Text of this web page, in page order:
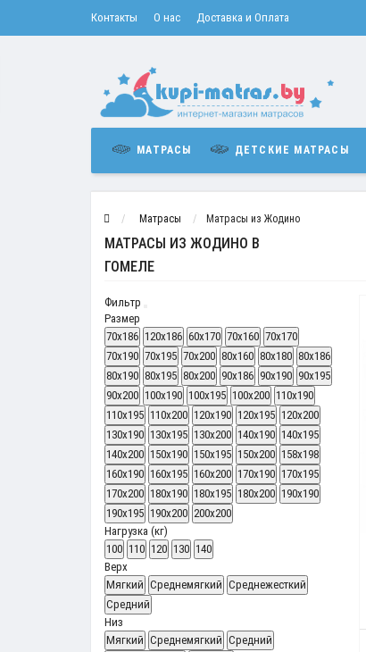
Контакты О нас Доставка и Оплата
МАТРАСЫ ДЕТСКИЕ МАТРАСЫ
Матрасы Матрасы из Жодино
МАТРАСЫ ИЗ ЖОДИНО В
ГОМЕЛЕ
Фильтр
Размер
70x186 120x186 60x170 70x160 70x170
70x190 70x195 70x200 80x160 80x180 80x186
80x190 80x195 80x200 90x186 90x190 90x195
90x200 100x190 100x195 100x200 110x190
110x195 110x200 120x190 120x195 120x200
130x190 130x195 130x200 140x190 140x195
140x200 150x190 150x195 150x200 158x198
160x190 160x195 160x200 170x190 170x195
170x200 180x190 180x195 180x200 190x190
190x195 190x200 200x200
Нагрузка (кг)
100 110 120 130 140
Верх
Мягкий Среднемягкий Среднежесткий
Средний
Низ
Мягкий Среднемягкий Средний